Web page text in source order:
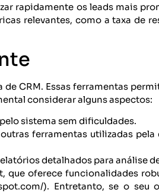
rapidamente os leads mais
relevantes, como a taxa de
CRM. Essas ferramentas
considerar alguns aspectos:
sistema sem dificuldades.
ferramentas utilizadas
detalhados para análise
que oferece funcionalidades
). Entretanto, se o